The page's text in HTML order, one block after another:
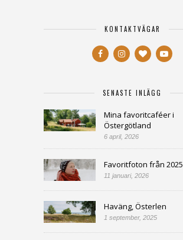
KONTAKTVÄGAR
SENASTE INLÄGG
Mina favoritcaféer i
Östergötland
6 april, 2026
Favoritfoton från 2025
11 januari, 2026
Haväng, Österlen
1 september, 2025